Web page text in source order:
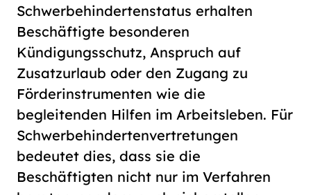
Schwerbehindertenstatus erhalten
Beschäftigte besonderen
Kündigungsschutz, Anspruch auf
Zusatzurlaub oder den Zugang zu
Förderinstrumenten wie die
begleitenden Hilfen im Arbeitsleben. Für
Schwerbehindertenvertretungen
bedeutet dies, dass sie die
Beschäftigten nicht nur im Verfahren